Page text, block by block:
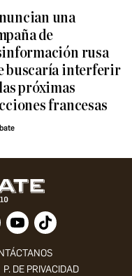
una
de
rusa
buscaría interferir
próximas
francesas
P. DE PRIVACIDAD